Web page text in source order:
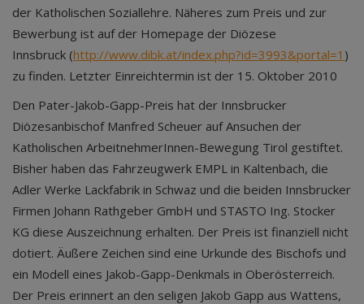
der Katholischen Soziallehre. Näheres zum Preis und zur
Bewerbung ist auf der Homepage der Diözese
Innsbruck (http://www.dibk.at/index.php?id=3993&portal=1 )
zu finden. Letzter Einreichtermin ist der 15. Oktober 2010
Den Pater-Jakob-Gapp-Preis hat der Innsbrucker
Diözesanbischof Manfred Scheuer auf Ansuchen der
Katholischen ArbeitnehmerInnen-Bewegung Tirol gestiftet.
Bisher haben das Fahrzeugwerk EMPL in Kaltenbach, die
Adler Werke Lackfabrik in Schwaz und die beiden Innsbrucker
Firmen Johann Rathgeber GmbH und STASTO Ing. Stocker
KG diese Auszeichnung erhalten. Der Preis ist finanziell nicht
dotiert. Äußere Zeichen sind eine Urkunde des Bischofs und
ein Modell eines Jakob-Gapp-Denkmals in Oberösterreich.
Der Preis erinnert an den seligen Jakob Gapp aus Wattens,